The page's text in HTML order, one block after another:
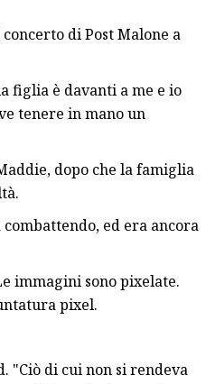
di Post Malone a
figlia è davanti a me e io
tenere in mano un
dopo che la famiglia
ed era ancora
immagini sono pixelate.
pixel.
"Ciò di cui non si rendeva